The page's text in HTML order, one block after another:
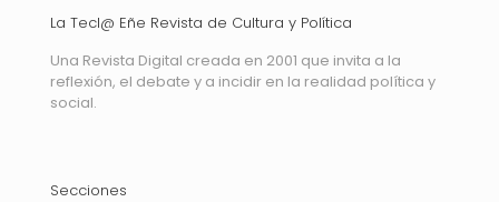
La Tecl@ Eñe Revista de Cultura y Política
Una Revista Digital creada en 2001 que invita a la
reflexión, el debate y a incidir en la realidad política y
social.
Secciones